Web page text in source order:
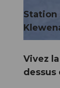
Station
Vivez
dessus